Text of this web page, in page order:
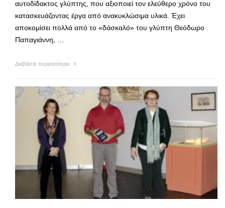
αυτοδίδακτος γλύπτης, που αξιοποιεί τον ελεύθερο χρόνο του
κατασκευάζοντας έργα από ανακυκλώσιμα υλικά. Έχει
αποκομίσει πολλά από το «δάσκαλό» του γλύπτη Θεόδωρο
Παπαγιάννη, …
Διαβάστε περισσότερα